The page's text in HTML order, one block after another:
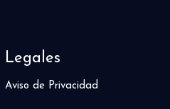
Legales
Aviso de Privacidad